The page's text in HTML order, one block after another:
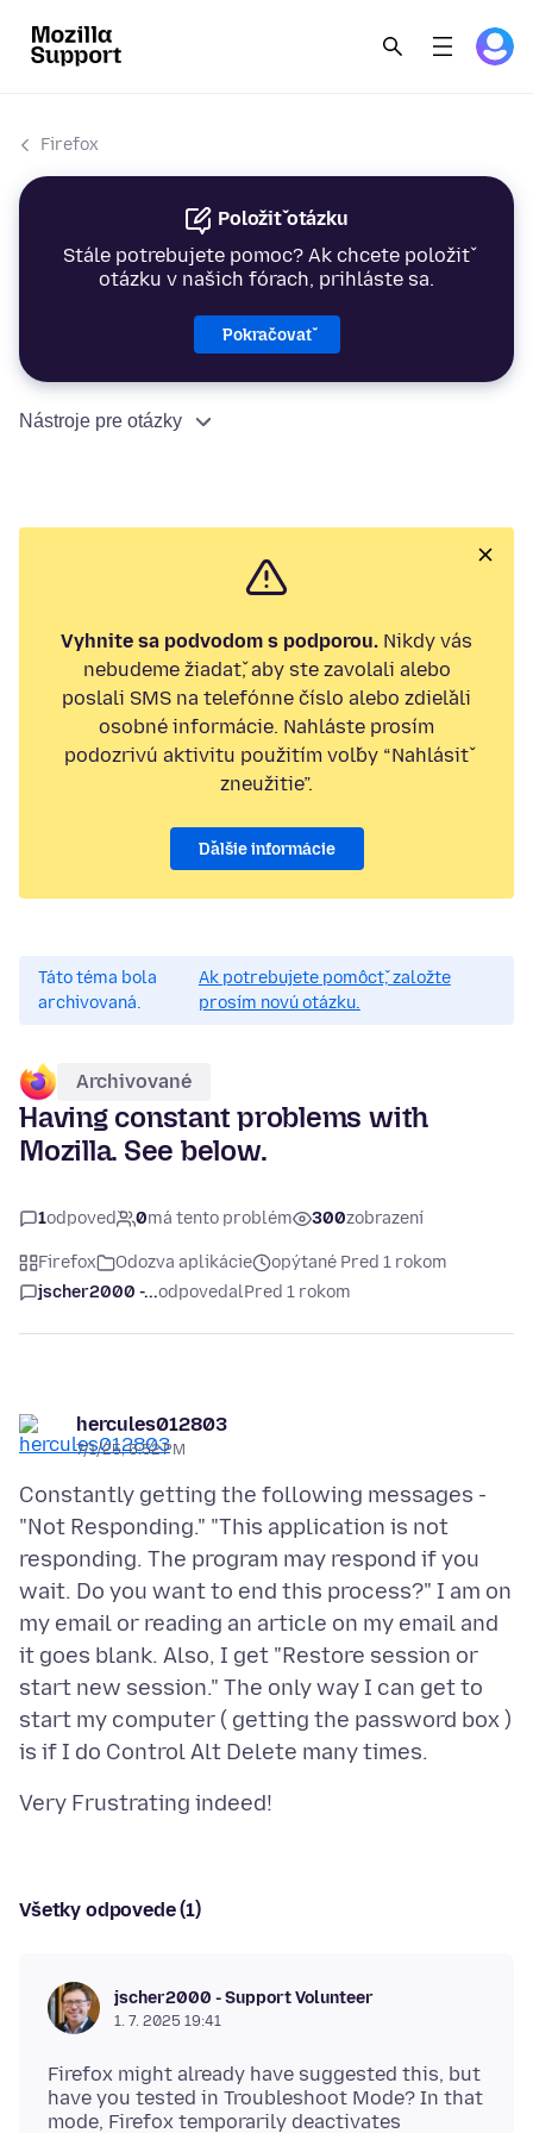
Firefox
Položiť otázku
Stále potrebujete pomoc? Ak chcete položiť
otázku v našich fórach, prihláste sa.
Pokračovať
Nástroje pre otázky
Vyhnite sa podvodom s podporou. Nikdy vás
nebudeme žiadať, aby ste zavolali alebo
poslali SMS na telefónne číslo alebo zdieľali
osobné informácie. Nahláste prosím
podozrivú aktivitu použitím voľby “Nahlásiť
zneužitie”.
Ďalšie informácie
Táto téma bola
archivovaná.
Ak potrebujete pomôcť, založte
prosím novú otázku.
Archivované
Having constant problems with
Mozilla. See below.
1odpoveď 0má tento problém 300zobrazení
Firefox Odozva aplikácie
opýtané Pred 1 rokom
jscher2000 -...odpovedalPred 1 rokom
hercules012803
7/1/25, 6:52 PM
Constantly getting the following messages -
"Not Responding." "This application is not
responding. The program may respond if you
wait. Do you want to end this process?" I am on
my email or reading an article on my email and
it goes blank. Also, I get "Restore session or
start new session." The only way I can get to
start my computer ( getting the password box )
Všetky odpovede (1)
jscher2000 - Support Volunteer
1. 7. 2025 19:41
Firefox might already have suggested this, but
have you tested in Troubleshoot Mode? In that
mode, Firefox temporarily deactivates